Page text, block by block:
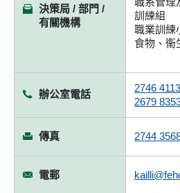
決策局 / 部門 /
有關機構
訓練組
職業訓練
食物、衞
辦公室電話
2746 4113
2679
傳真 2744
電郵